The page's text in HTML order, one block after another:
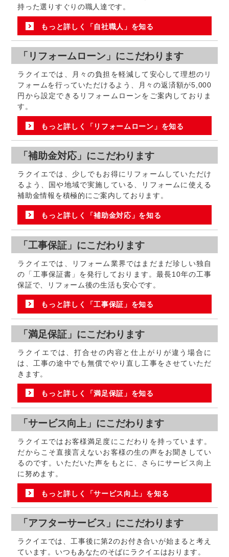
持った選りすぐりの職人達です。
もっと詳しく「自社職人」を知る
「リフォームローン」にこだわります
ラクイエでは、月々の負担を軽減して安心して理想のリ
フォームを行っていただけるよう、月々の返済額が5,000
円から設定できるリフォームローンをご案内しておりま
す。
もっと詳しく「リフォームローン」を知る
「補助金対応」にこだわります
ラクイエでは、少しでもお得にリフォームしていただけ
るよう、国や地域で実施している、リフォームに使える
補助金情報を積極的にご案内しております。
もっと詳しく「補助金対応」を知る
「工事保証」にこだわります
ラクイエでは、リフォーム業界ではまだまだ珍しい独自
の「工事保証書」を発行しております。最長10年の工事
保証で、リフォーム後の生活も安心です。
もっと詳しく「工事保証」を知る
「満足保証」にこだわります
ラクイエでは、打合せの内容と仕上がりが違う場合に
は、工事の途中でも無償でやり直し工事をさせていただ
きます。
もっと詳しく「満足保証」を知る
「サービス向上」にこだわります
ラクイエではお客様満足度にこだわりを持っています。
だからこそ直接言えないお客様の生の声をお聞きしてい
るのです。いただいた声をもとに、さらにサービス向上
に努めます。
もっと詳しく「サービス向上」を知る
「アフターサービス」にこだわります
ラクイエでは、工事後に第2のお付き合いが始まると考え
ています。いつもあなたのそばにラクイエはおります。